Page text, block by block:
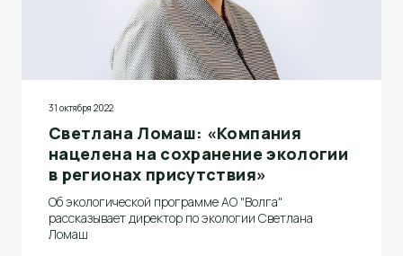
31 октября 2022
Светлана Ломаш: «Компания
нацелена на сохранение экологии
в регионах присутствия»
Об экологической программе АО "Волга"
рассказывает директор по экологии Светлана
Ломаш